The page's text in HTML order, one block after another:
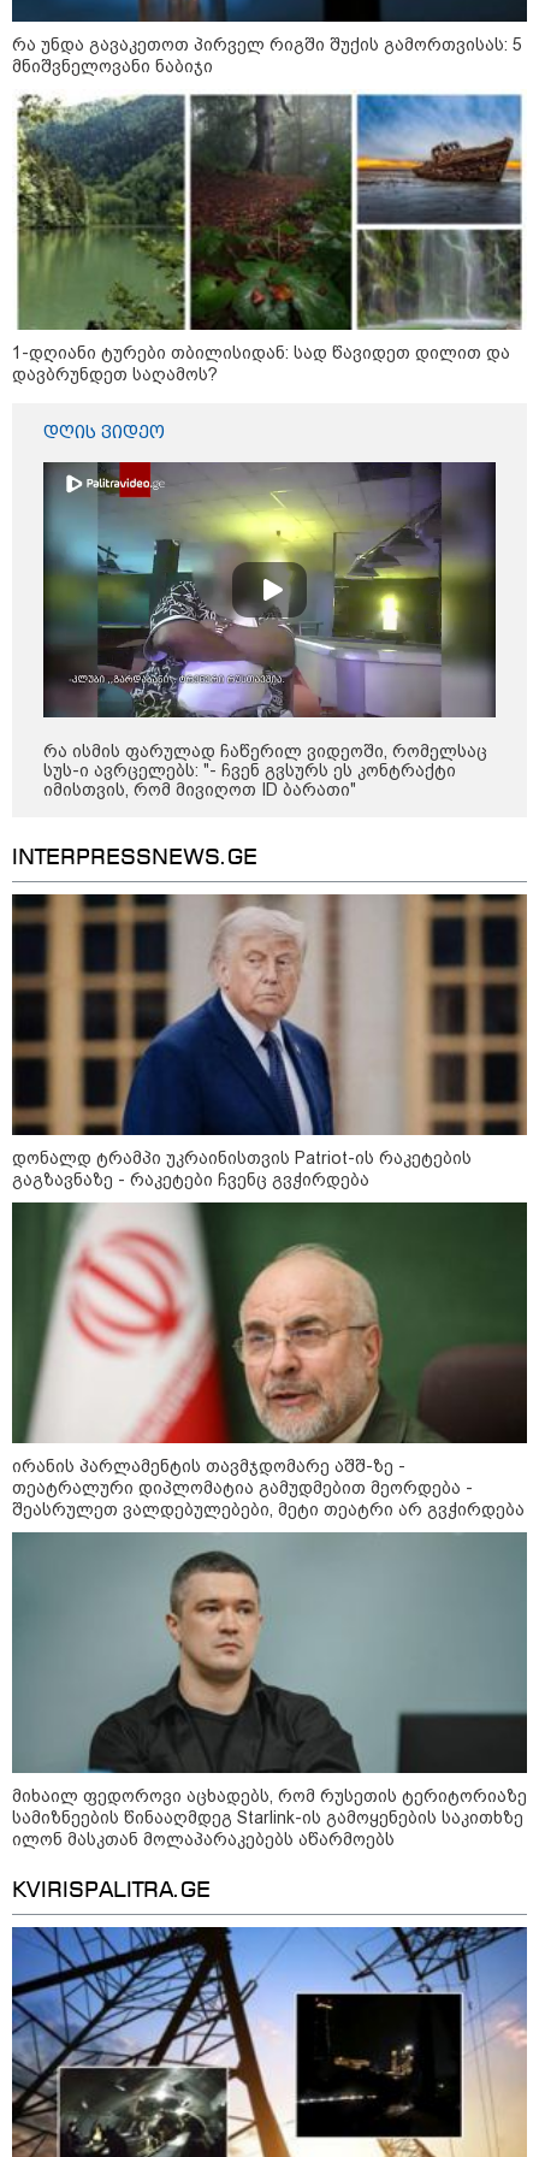
10:52 / 06-08-2026
ვაშინგტონს რაკეტების დეფიციტი აქვს? -
ჰეგსეთს დაუპირისპირდა: დეტალები
09:05 / 07-08-2026
მკვლელობა პირდაპირ ეთერში:
ცნობილ "ტიკტოკერს" ლაივის
დროს ესროლეს, ის ადგილზე
გარდაიცვალა - რას ამბობს
მომხდარზე მექსიკის პოლიცია
23:15 / 06-08-2026
“არ მინდა, ბაიდენივით
სცენიდან გადავარდეს“ -
გამოსვლისას დამსწრეები
სახალისო შემთხვევის მოწმენი
გახდნენ
ტრაგედია შოტლანდიაში - 35
წლის მამას 9 წლის
ქალიშვილის მკვლელობაში
ედება ბრალი
14:08 / 05-08-2026
ლაიფციგის აეროპორტში
უკრაინულ თვითმფრინავთან
ახლოს ასაფეთქებელი
მოწყობილობით აღჭურვილი
დრონი აღმოაჩინეს - რას წერს
მედია
კატეგორიის ყველა სიახლე
დონალდ ტრამპი უკრაინისთვის
Patriot-ის რაკეტების გაგზავნაზე -
რაკეტები ჩვენც გვჭირდება
ირანის პარლამენტის
თავმჯდომარე აშშ-ზე -
თეატრალური დიპლომატია
გამუდმებით მეორდება -
შეასრულეთ ვალდებულებები,
მეტი თეატრი არ გვჭირდება
მიხაილ ფედოროვი აცხადებს, რომ
რუსეთის ტერიტორიაზე
სამიზნეების წინააღმდეგ Starlink-
ის გამოყენების საკითხზე ილონ
მასკთან მოლაპარაკებებს
აწარმოებს
2008 წლის რუსეთ-საქართველოს
ომიდან 18 წელი გავიდა
საზოგადოება
რა უნდა გავაკეთოთ პირველ რიგში შუქის გამორთვისას: 5
მნიშვნელოვანი ნაბიჯი
1-დღიანი ტურები თბილისიდან: სად წავიდეთ დილით და
დავბრუნდეთ საღამოს?
დღის ვიდეო
რა ისმის ფარულად ჩაწერილ ვიდეოში, რომელსაც
სუს-ი ავრცელებს: "- ჩვენ გვსურს ეს კონტრაქტი
იმისთვის, რომ მივიღოთ ID ბარათი"
INTERPRESSNEWS.GE
დონალდ ტრამპი უკრაინისთვის Patriot-ის რაკეტების
გაგზავნაზე - რაკეტები ჩვენც გვჭირდება
ირანის პარლამენტის თავმჯდომარე აშშ-ზე -
თეატრალური დიპლომატია გამუდმებით მეორდება -
შეასრულეთ ვალდებულებები, მეტი თეატრი არ გვჭირდება
მიხაილ ფედოროვი აცხადებს, რომ რუსეთის ტერიტორიაზე
სამიზნეების წინააღმდეგ Starlink-ის გამოყენების საკითხზე
ილონ მასკთან მოლაპარაკებებს აწარმოებს
KVIRISPALITRA.GE